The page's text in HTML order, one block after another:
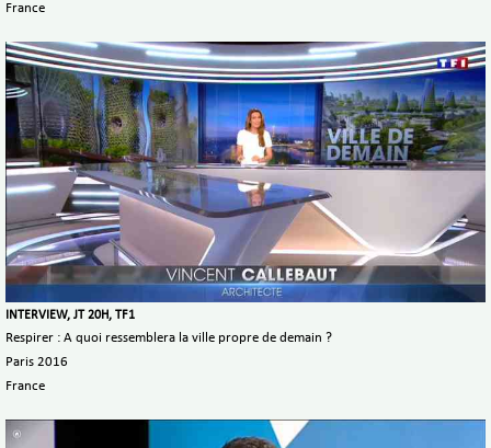
France
INTERVIEW, JT 20H, TF1
Respirer : A quoi ressemblera la ville propre de demain ?
Paris 2016
France